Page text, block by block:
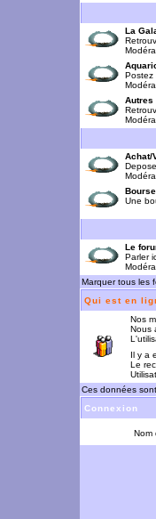
La
Postez
Autres
Achat/
Une
Le
Parler
Marquer tous les
Qui est en
Nos
Nous
Il y a
Le
Ces données
Connexion
Nom